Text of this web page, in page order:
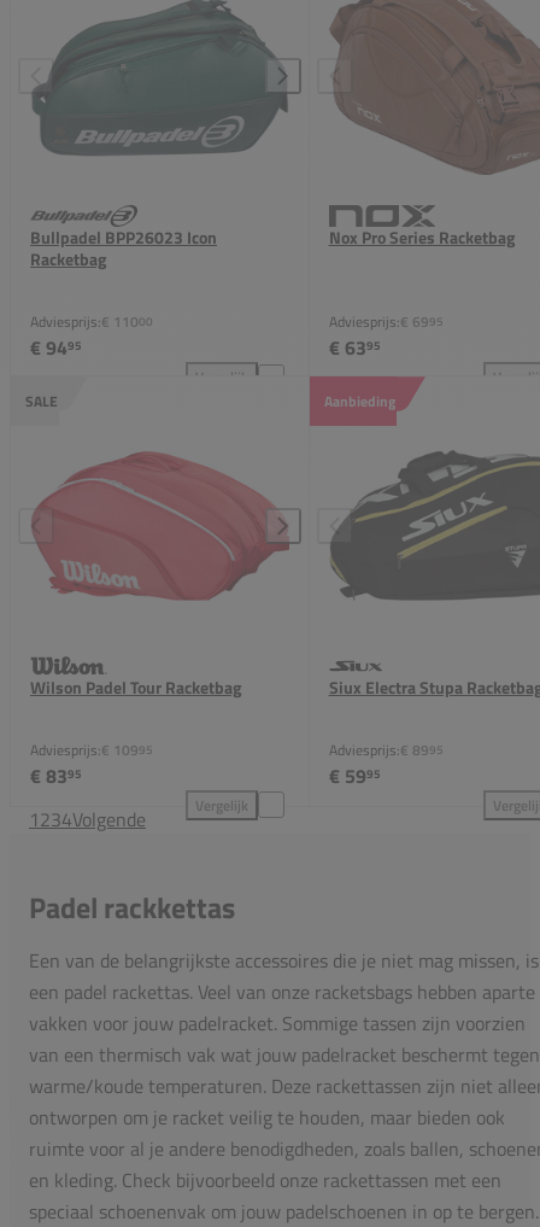
Bullpadel BPP26023 Icon
Racketbag
Adviesprijs:€ 11000
€ 9495
Vergelijk
Bullpadel BPP26023 Icon Racketbag toevoegen
Nox Pro Series Racketbag
Adviesprijs:€ 6995
€ 6395
SALE
Wilson Padel Tour Racketbag
Adviesprijs:€ 10995
€ 8395
Vergelijk
Wilson Padel Tour Racketbag toevoegen aan
Aanbieding
Siux Electra Stupa
Adviesprijs:€ 8995
€ 5995
1234Volgende
Padel rackkettas
Een van de belangrijkste accessoires die je niet mag missen, is
een padel rackettas. Veel van onze racketsbags hebben aparte
vakken voor jouw padelracket. Sommige tassen zijn voorzien
van een thermisch vak wat jouw padelracket beschermt tegen
warme/koude temperaturen. Deze rackettassen zijn niet
ontworpen om je racket veilig te houden, maar bieden ook
ruimte voor al je andere benodigdheden, zoals ballen,
en kleding. Check bijvoorbeeld onze rackettassen met een
speciaal schoenenvak om jouw padelschoenen in op te bergen.